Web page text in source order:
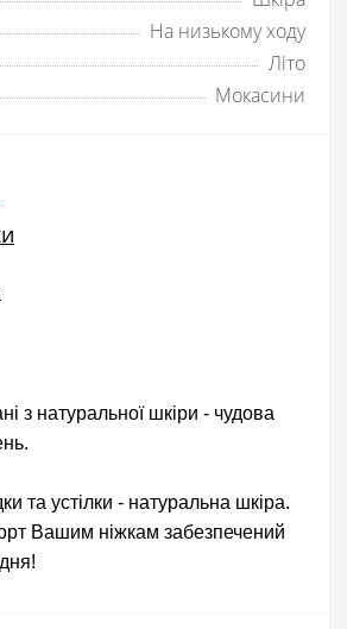
На низькому ходу
Літо
Мокасини
з натуральної шкіри - чудова
та устілки - натуральна шкіра.
Вашим ніжкам забезпечений